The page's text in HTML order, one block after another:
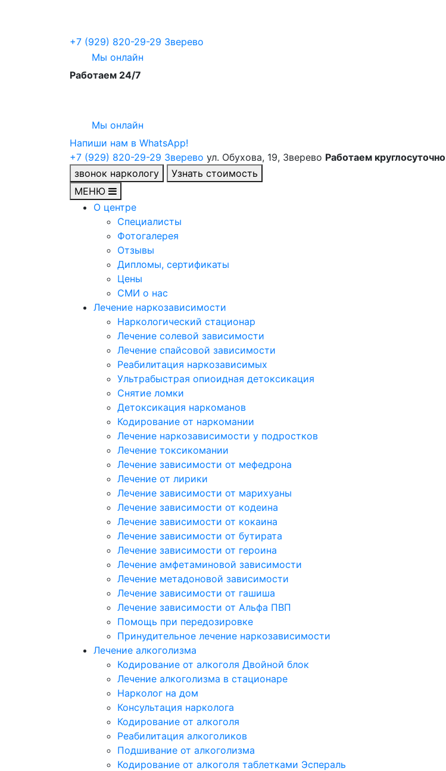
+7 (929) 820-29-29 Зверево
Мы онлайн
Работаем 24/7
Мы онлайн
Напиши нам в WhatsApp!
+7 (929) 820-29-29 Зверево ул. Обухова, 19, Зверево Работаем круглосуточно
звонок наркологу
Узнать стоимость
МЕНЮ
О центре
Специалисты
Фотогалерея
Отзывы
Дипломы, сертификаты
Цены
СМИ о нас
Лечение наркозависимости
Наркологический стационар
Лечение солевой зависимости
Лечение спайсовой зависимости
Реабилитация наркозависимых
Ультрабыстрая опиоидная детоксикация
Снятие ломки
Детоксикация наркоманов
Кодирование от наркомании
Лечение наркозависимости у подростков
Лечение токсикомании
Лечение зависимости от мефедрона
Лечение от лирики
Лечение зависимости от марихуаны
Лечение зависимости от кодеина
Лечение зависимости от кокаина
Лечение зависимости от бутирата
Лечение зависимости от героина
Лечение амфетаминовой зависимости
Лечение метадоновой зависимости
Лечение зависимости от гашиша
Лечение зависимости от Альфа ПВП
Помощь при передозировке
Принудительное лечение наркозависимости
Лечение алкоголизма
Кодирование от алкоголя Двойной блок
Лечение алкоголизма в стационаре
Нарколог на дом
Консультация нарколога
Кодирование от алкоголя
Реабилитация алкоголиков
Подшивание от алкоголизма
Кодирование от алкоголя таблетками Эспераль